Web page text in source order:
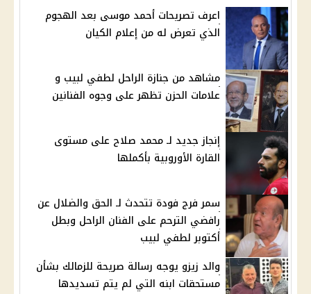
اعرف تصريحات أحمد موسى بعد الهجوم
الذي تعرض له من إعلام الكيان
مشاهد من جنازة الراحل لطفي لبيب و
علامات الحزن تظهر على وجوه الفنانين
إنجاز جديد لـ محمد صلاح على مستوى
القارة الأوروبية بأكملها
سمر فرج فودة تتحدث لـ الحق والضلال عن
رافضي الترحم على الفنان الراحل وبطل
أكتوبر لطفي لبيب
والد زيزو يوجه رسالة صريحة للزمالك بشأن
مستحقات ابنه التي لم يتم تسديدها